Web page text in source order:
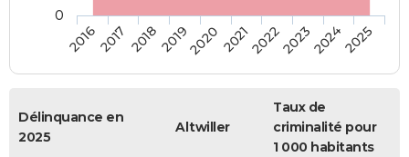
20162017 20182019202020212022202320242025
0
Délinquance en
2025
Altwiller
Taux de
criminalité pour
1 000 habitants